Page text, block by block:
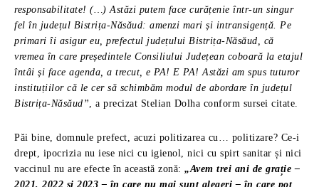
responsabilitate! (…) Astăzi putem face curățenie într-un singur
fel în județul Bistrița-Năsăud: amenzi mari și intransigență. Pe
primari îi asigur eu, prefectul județului Bistrița-Năsăud, că
vremea în care președintele Consiliului Județean coboară la etajul
întâi și face agenda, a trecut, e PA! E PA! Astăzi am spus tuturor
instituțiilor că le cer să schimbăm modul de abordare în județul
Bistrița-Năsăud”, a precizat Stelian Dolha conform sursei citate.
Păi bine, domnule prefect, acuzi politizarea cu… politizare? Ce-i
drept, ipocrizia nu iese nici cu igienol, nici cu spirt sanitar și nici
vaccinul nu are efecte în această zonă: „Avem trei ani de grație –
2021, 2022 și 2023 – în care nu mai sunt alegeri – în care pot